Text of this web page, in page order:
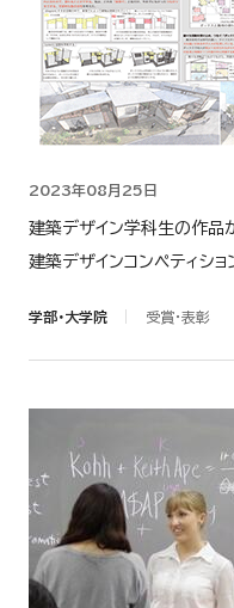
2023年08月25日
建築デザイン学科生の作
建築デザインコンペティショ
学部・大学院 受賞・表彰